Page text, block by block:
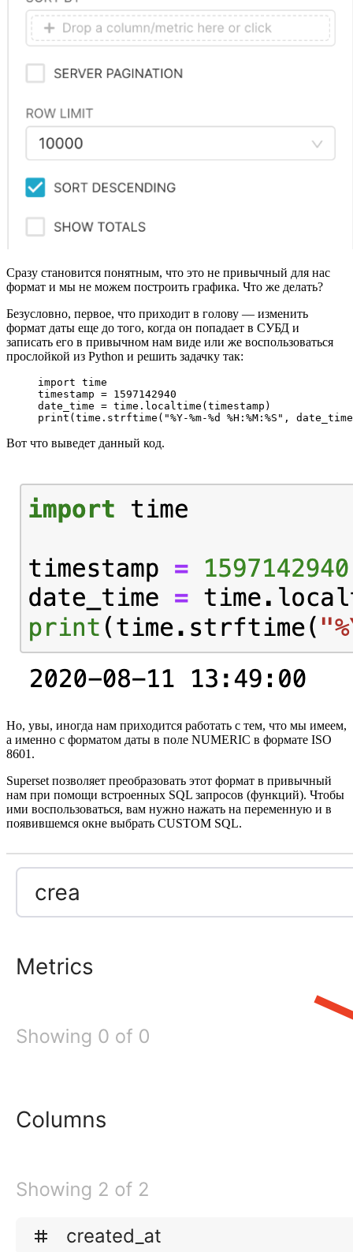
Сразу становится понятным, что это не привычный для нас
формат и мы не можем построить графика. Что же делать?
Безусловно, первое, что приходит в голову — изменить
формат даты еще до того, когда он попадает в СУБД и
записать его в привычном нам виде или же воспользоваться
прослойкой из Python и решить задачку так:
import time
timestamp = 1597142940
date_time = time.localtime(timestamp)
print (time.strftime( "%Y-%m-%d %H:%M:%S" ,
Вот что выведет данный код.
Но, увы, иногда нам приходится работать с тем, что мы имеем,
а именно с форматом даты в поле NUMERIC в формате ISO
8601.
Superset позволяет преобразовать этот формат в привычный
нам при помощи встроенных SQL запросов (функций). Чтобы
ими воспользоваться, вам нужно нажать на переменную и в
появившемся окне выбрать CUSTOM SQL.